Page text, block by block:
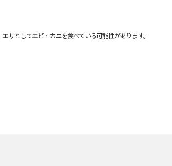
としてエビ・カニを食べている可能性があります。